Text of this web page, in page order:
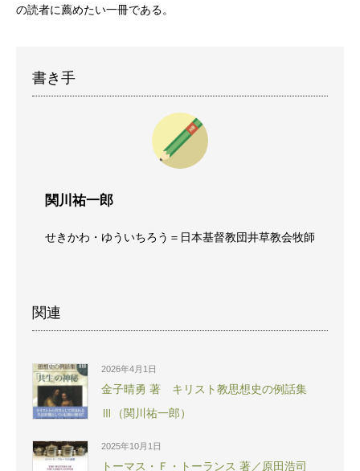
の読者に薦めたい一冊である。
書き手
関川祐一郎
せきかわ・ゆういちろう＝日本基督教団井草教会牧師
関連
2026年4月1日
金子晴勇 著 キリスト教思想史の例話集
Ⅲ（関川祐一郎）
2025年10月1日
トーマス・Ｆ・トーランス 著／原田浩司